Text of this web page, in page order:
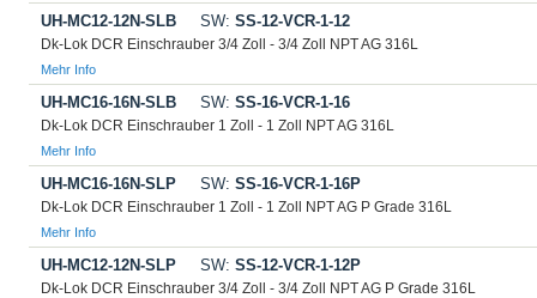
UH-MC12-12N-SLB SW: SS-12-VCR-1-12
Dk-Lok DCR Einschrauber 3/4 Zoll - 3/4 Zoll NPT AG 316L
Mehr Info
UH-MC16-16N-SLB SW: SS-16-VCR-1-16
Dk-Lok DCR Einschrauber 1 Zoll - 1 Zoll NPT AG 316L
Mehr Info
UH-MC16-16N-SLP SW: SS-16-VCR-1-16P
Dk-Lok DCR Einschrauber 1 Zoll - 1 Zoll NPT AG P Grade 316L
Mehr Info
UH-MC12-12N-SLP SW: SS-12-VCR-1-12P
Dk-Lok DCR Einschrauber 3/4 Zoll - 3/4 Zoll NPT AG P Grade 316L